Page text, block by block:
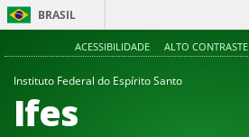
BRASIL
ACESSIBILIDADE ALTO CONTRASTE
Instituto Federal do Espírito Santo
Ifes